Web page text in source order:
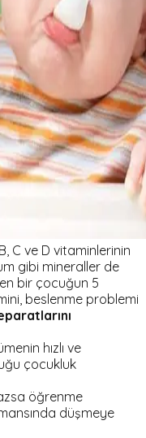
C ve D vitaminlerinin
gibi mineraller de
bir çocuğun 5
beslenme problemi
hızlı ve
çocukluk
öğrenme
düşmeye